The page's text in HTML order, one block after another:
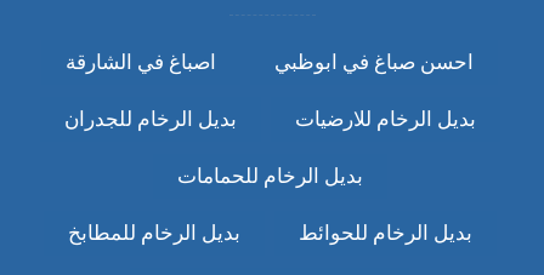
احسن صباغ في ابوظبي اصباغ في الشارقة
بديل الرخام للارضيات بديل الرخام للجدران
بديل الرخام للحمامات
بديل الرخام للحوائط بديل الرخام للمطابخ